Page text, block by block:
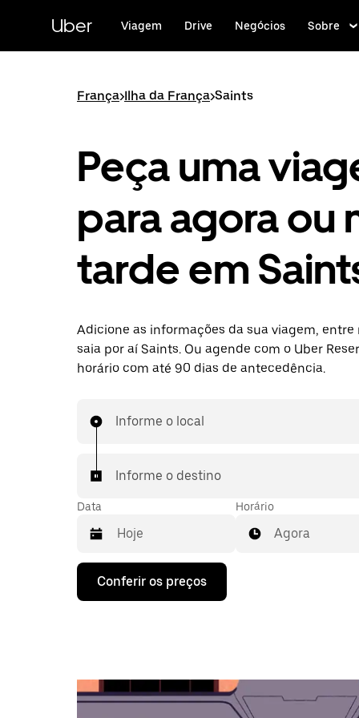
conteúdo
Uber Viagem Drive Negócios Sobre
França>Ilha da França>Saints
Peça uma
para agora ou
tarde em
Adicione as informações da sua viagem, entre
saia por aí Saints. Ou agende com o Uber
horário com até 90 dias de antecedência.
Informe o local
Informe o destino
Data
Pressione
seta
o
calendário
Horário
Agora
Conferir os preços